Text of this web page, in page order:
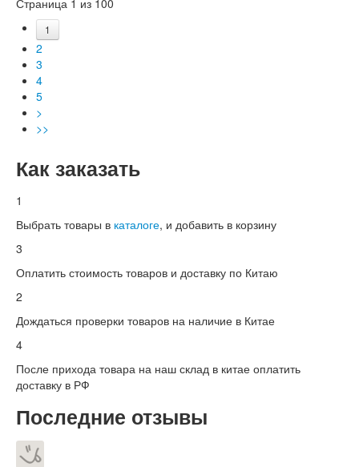
1
2
3
4
5
>
>>
Как заказать
1
Выбрать товары в каталоге, и добавить в корзину
3
Оплатить стоимость товаров и доставку по Китаю
2
Дождаться проверки товаров на наличие в Китае
4
После прихода товара на наш склад в китае оплатить
доставку в РФ
Последние отзывы